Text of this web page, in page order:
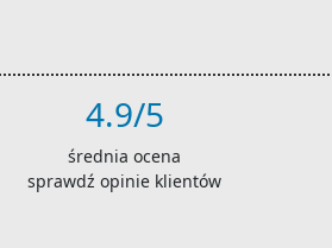
4.9/5
średnia ocena
sprawdź opinie klientów